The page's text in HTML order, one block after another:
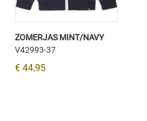
ZOMERJAS MINT/NAVY
V42993-37
€ 44,95